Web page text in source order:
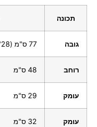
תכונה
גובה 77 ס"מ (28" אינצ')
רוחב 48 ס"מ
עומק 29 ס"מ
עומק
32 ס"מ